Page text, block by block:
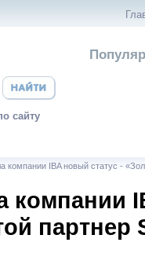
сайту
компании IBA новый статус -
компании
партнер